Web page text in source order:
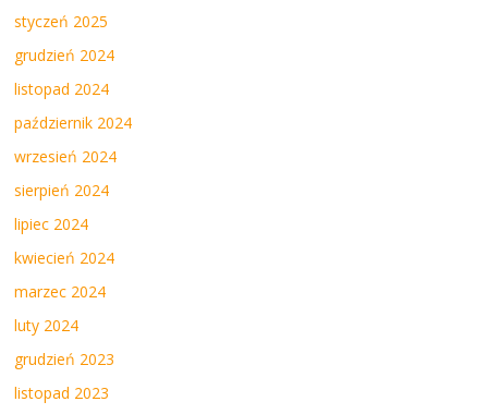
styczeń 2025
grudzień 2024
listopad 2024
październik 2024
wrzesień 2024
sierpień 2024
lipiec 2024
kwiecień 2024
marzec 2024
luty 2024
grudzień 2023
listopad 2023